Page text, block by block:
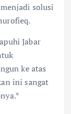
solusi
Jabar
ke atas
ini sangat